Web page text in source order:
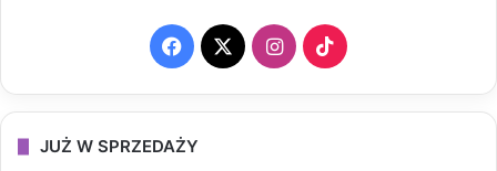
F
a
X
I
n
T
i
JUŻ W SPRZEDAŻY